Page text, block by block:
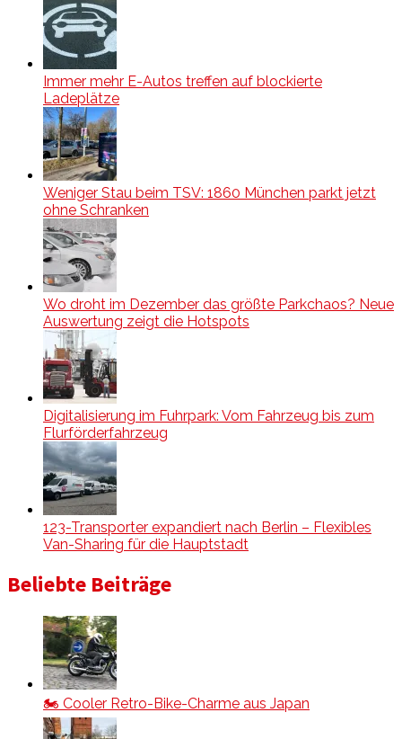
Immer mehr E-Autos treffen auf blockierte
Ladeplätze
Weniger Stau beim TSV: 1860 München parkt jetzt
ohne Schranken
Wo droht im Dezember das größte Parkchaos? Neue
Auswertung zeigt die Hotspots
Digitalisierung im Fuhrpark: Vom Fahrzeug bis zum
Flurförderfahrzeug
123-Transporter expandiert nach Berlin – Flexibles
Van-Sharing für die Hauptstadt
Beliebte Beiträge
🏍️ Cooler Retro-Bike-Charme aus Japan